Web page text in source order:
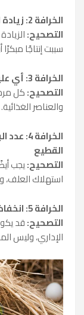
الخرافة 2: زيادة الإضاءة دائمًا ترفع الإنتاج
التصحيح:
سببت إنتاجًا
الخرافة 3: أي عليقة جيدة تصلح لكل المراحل
التصحيح:كل
والعناصر الغذائية.
القطيع
التصحيح:يجب
استهلاك العلف،
الخرافة 5: انخفاض الإنتاج يعني دائمًا مرضًا
التصحيح:قد
الإداري، وليس